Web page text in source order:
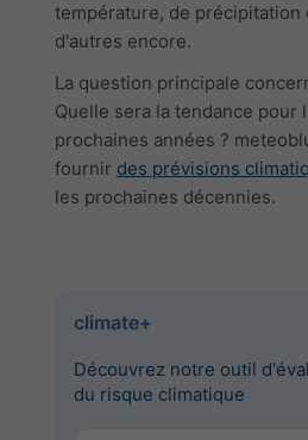
température, de précipitation
d'autres encore.
La question principale
Quelle sera la tendance pour
prochaines années ?
fournir des prévisions
les prochaines décennies.
climate+
Découvrez notre outil
du risque climatique